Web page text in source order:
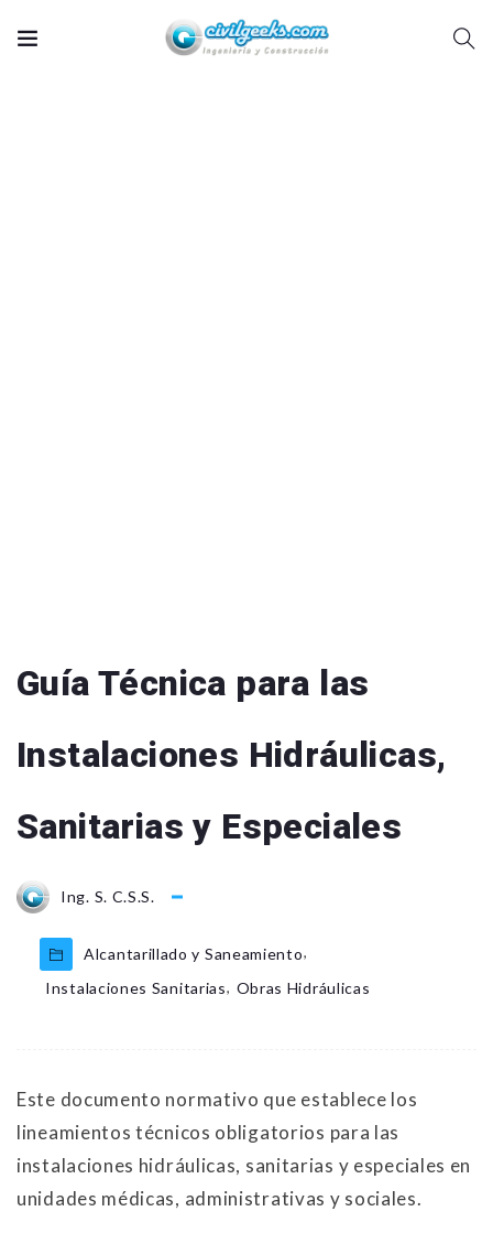
Guía Técnica para las
Instalaciones Hidráulicas,
Sanitarias y Especiales
Ing. S. C.S.S.
Alcantarillado y Saneamiento,
Instalaciones Sanitarias, Obras Hidráulicas
Este documento normativo que establece los
lineamientos técnicos obligatorios para las
instalaciones hidráulicas, sanitarias y especiales en
unidades médicas, administrativas y sociales.